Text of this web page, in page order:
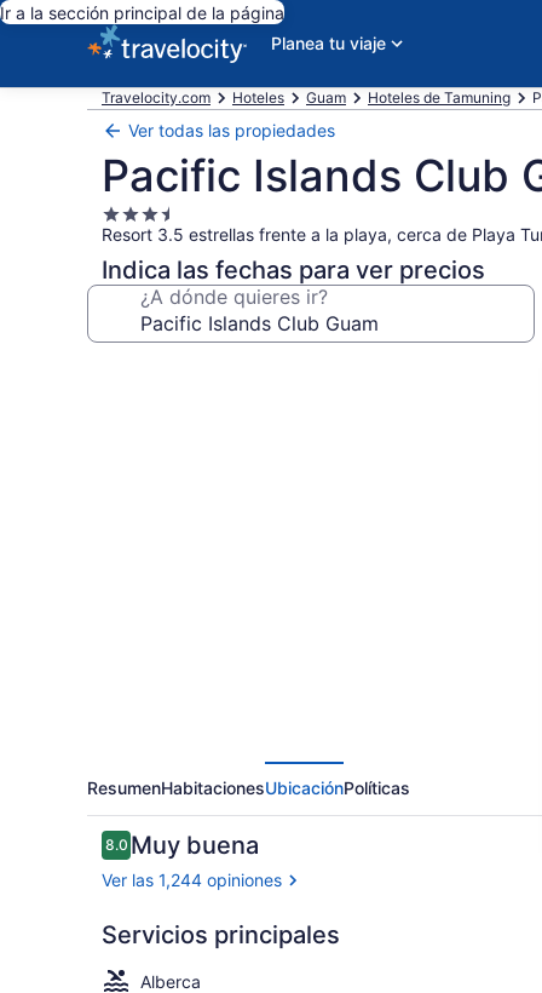
Ir a la sección principal de la página
Planea tu viaje
Travelocity.com Hoteles Guam Hoteles de Tamuning
Ver todas las propiedades
Pacific Islands Club
Propiedad
de
3.5
estrellas
Resort 3.5 estrellas frente a la playa, cerca de Playa
Indica las fechas para ver precios
¿A dónde quieres ir?
ResumenHabitacionesUbicaciónPolíticas
Opiniones
8.08.0 de 10,
Muy buena
Ver las 1,244 opiniones
Servicios principales
Alberca